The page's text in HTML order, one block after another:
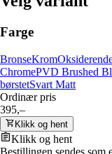
Farge
BronseKrom
ChromePVD Brushed
børstetSvart Matt
Ordinær pris
395,–
Klikk og hent
Klikk og hent